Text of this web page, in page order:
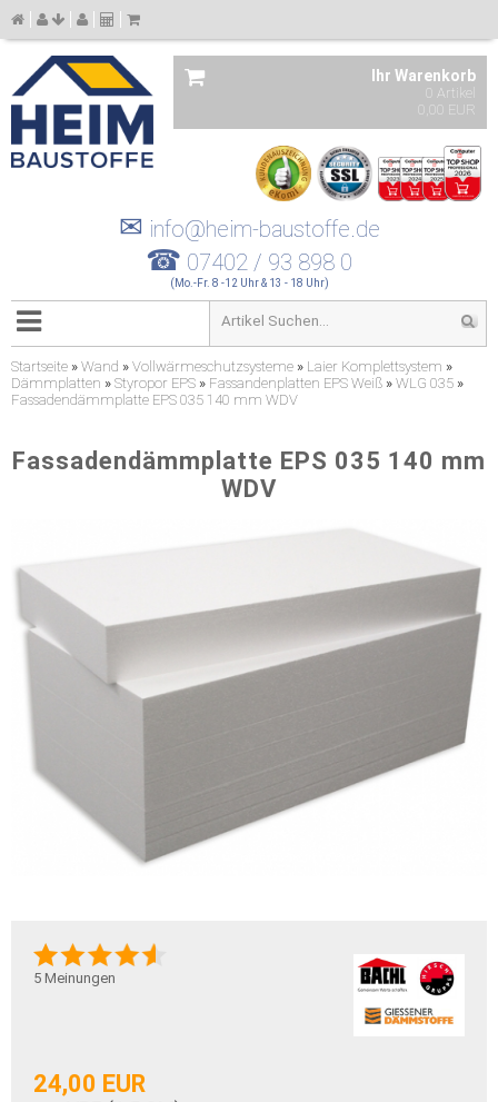
Ihr Warenkorb
0 Artikel
0,00 EUR
✉ info@heim-baustoffe.de
☎ 07402 / 93 898 0
(Mo.-Fr. 8 -12 Uhr & 13 - 18 Uhr)
Startseite » Wand » Vollwärmeschutzsysteme » Laier Komplettsystem »
Dämmplatten » Styropor EPS » Fassandenplatten EPS Weiß » WLG 035 »
Fassadendämmplatte EPS 035 140 mm WDV
Fassadendämmplatte EPS 035 140 mm
WDV
5 Meinungen
24,00 EUR